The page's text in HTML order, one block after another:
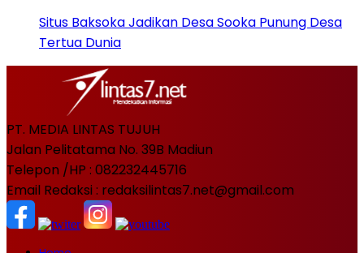
Situs Baksoka Jadikan Desa Sooka Punung Desa
Tertua Dunia
PT. MEDIA LINTAS TUJUH
Jalan Pelitatama No. 39B Madiun
Telepon /HP : 082232445716
Email Redaksi : redaksilintas7.net@gmail.com